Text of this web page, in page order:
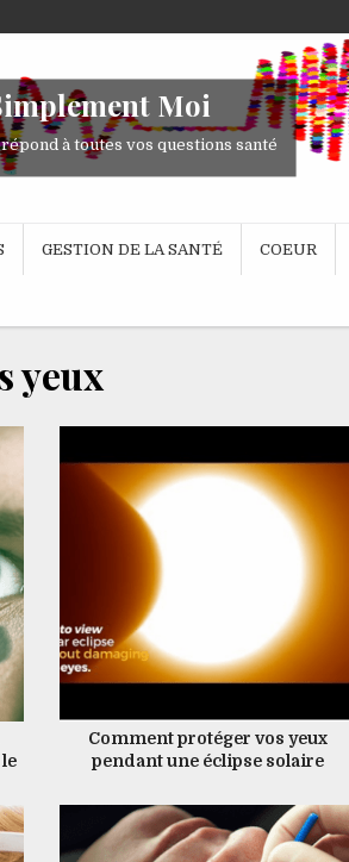
Moi
à toutes vos questions santé
GESTION DE LA SANTÉ COEUR
yeux
Comment protéger vos yeux
pendant une éclipse solaire